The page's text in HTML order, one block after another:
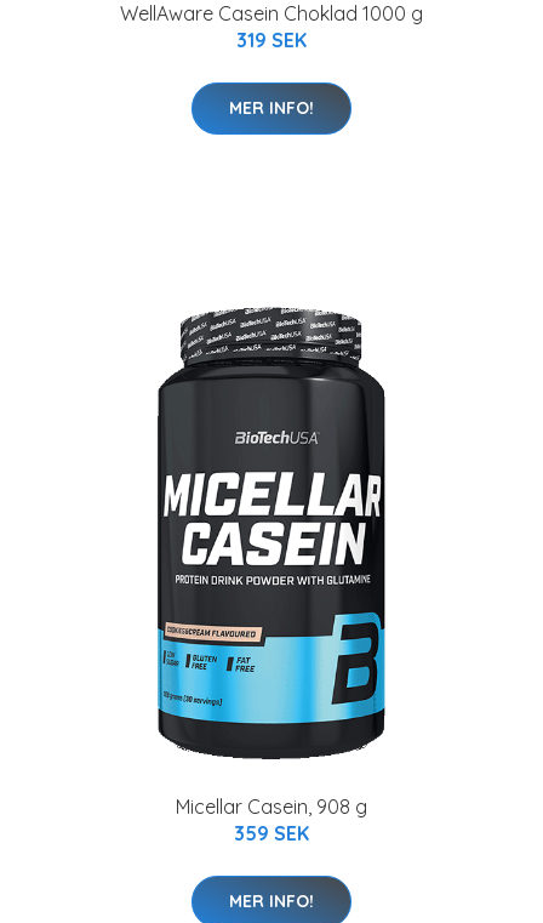
WellAware Casein Choklad 1000 g
319 SEK
MER INFO!
Micellar Casein, 908 g
359 SEK
MER INFO!